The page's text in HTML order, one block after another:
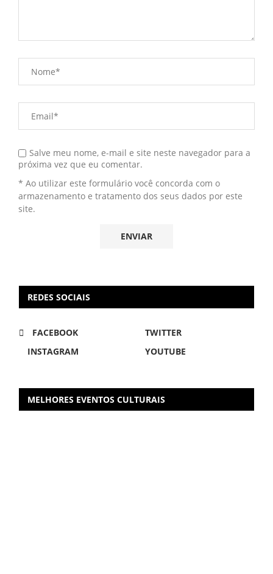
Salve meu nome, e-mail e site neste navegador para a
próxima vez que eu comentar.
* Ao utilizar este formulário você concorda com o
armazenamento e tratamento dos seus dados por este
site.
REDES SOCIAIS
FACEBOOK
TWITTER
INSTAGRAM
YOUTUBE
MELHORES EVENTOS CULTURAIS